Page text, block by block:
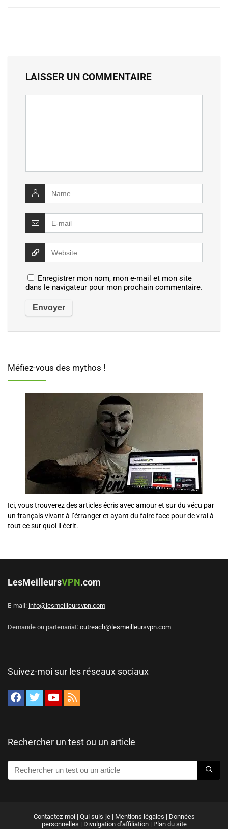
LAISSER UN COMMENTAIRE
Enregistrer mon nom, mon e-mail et mon site
dans le navigateur pour mon prochain commentaire.
Méfiez-vous des mythos !
Ici, vous trouverez des articles écris avec amour et sur du vécu par
un français vivant à l’étranger et ayant du faire face pour de vrai à
tout ce sur quoi il écrit.
LesMeilleursVPN.com
E-mail: info@lesmeilleursvpn.com
Demande ou partenariat: outreach@lesmeilleursvpn.com
Suivez-moi sur les réseaux sociaux
Rechercher un test ou un article
Contactez-moi| Qui suis-je| Mentions légales | Données
personnelles | Divulgation d’affiliation | Plan du site